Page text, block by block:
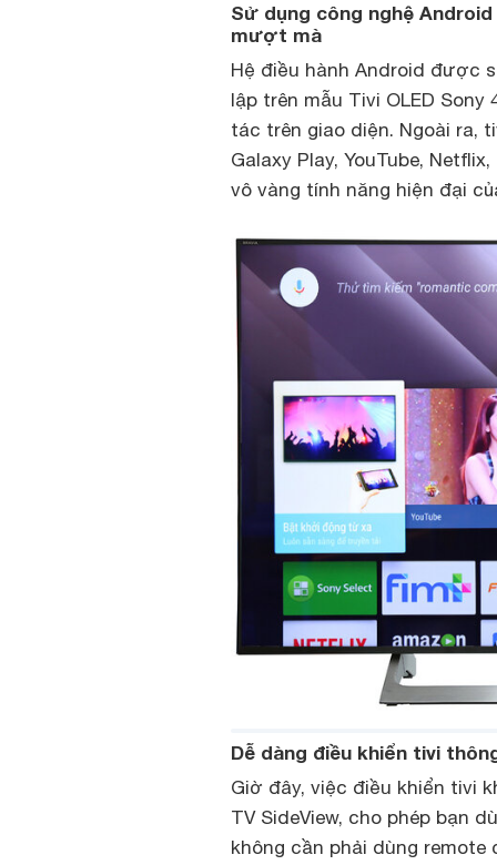
Sử dụng công nghệ
mượt mà
Hệ điều hành Android được
lập trên mẫu Tivi OLED
tác trên giao diện. Ngoài ra,
Galaxy Play, YouTube,
vô vàng tính năng hiện đại
Dễ dàng điều khiển tivi
Giờ đây, việc điều khiển tivi
TV SideView, cho phép bạn
không cần phải dùng